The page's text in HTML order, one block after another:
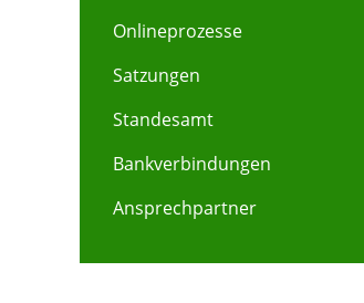
Onlineprozesse
Satzungen
Standesamt
Bankverbindungen
Ansprechpartner